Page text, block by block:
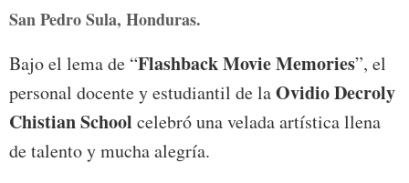
San Pedro Sula, Honduras.
Bajo el lema de “Flashback Movie Memories”, el
personal docente y estudiantil de laOvidio Decroly
Chistian School celebró una velada artística llena
de talento y mucha alegría.